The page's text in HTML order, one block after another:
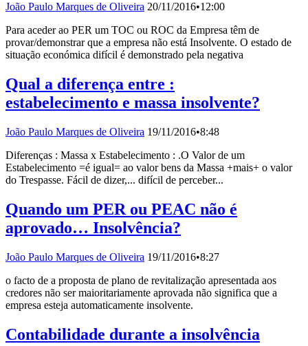
João Paulo Marques de Oliveira 20/11/2016•12:00
Para aceder ao PER um TOC ou ROC da Empresa têm de
provar/demonstrar que a empresa não está Insolvente. O estado de
situação económica difícil é demonstrado pela negativa
Qual a diferença entre :
estabelecimento e massa insolvente?
João Paulo Marques de Oliveira 19/11/2016•8:48
Diferenças : Massa x Estabelecimento : .O Valor de um
Estabelecimento =é igual= ao valor bens da Massa +mais+ o valor
do Trespasse. Fácil de dizer,... difícil de perceber...
Quando um PER ou PEAC não é
aprovado… Insolvência?
João Paulo Marques de Oliveira 19/11/2016•8:27
o facto de a proposta de plano de revitalização apresentada aos
credores não ser maioritariamente aprovada não significa que a
empresa esteja automaticamente insolvente.
Contabilidade durante a insolvência